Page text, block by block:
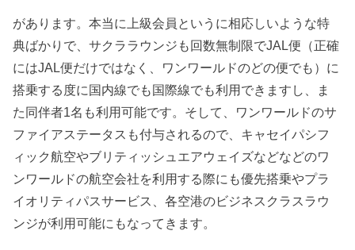
があります。本当に上級会員というに相応しいような特
典ばかりで、サクララウンジも回数無制限でJAL便（正確
にはJAL便だけではなく、ワンワールドのどの便でも）に
搭乗する度に国内線でも国際線でも利用できますし、ま
た同伴者1名も利用可能です。そして、ワンワールドのサ
ファイアステータスも付与されるので、キャセイパシフ
ィック航空やブリティッシュエアウェイズなどなどのワ
ンワールドの航空会社を利用する際にも優先搭乗やプラ
イオリティパスサービス、各空港のビジネスクラスラウ
ンジが利用可能にもなってきます。